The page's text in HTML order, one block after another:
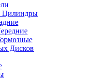
Цилиндры
Дисков